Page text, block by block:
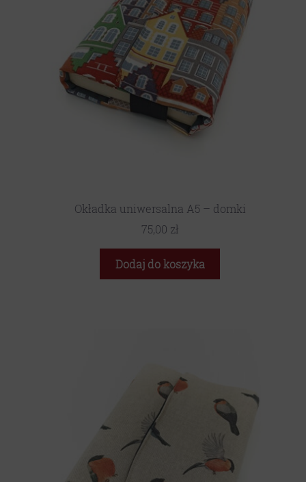
Okładka uniwersalna A5 – domki
75,00 zł
Dodaj do koszyka